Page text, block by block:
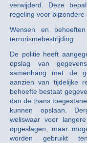
verwijderd. Deze
regeling voor bijzondere
Wensen en
terrorismebestrijding
De politie heeft
opslag van
samenhang met de
aanzien van tijdelijke
behoefte bestaat
dan de thans
kunnen opslaan.
weliswaar voor
opgeslagen, maar
worden gebruikt